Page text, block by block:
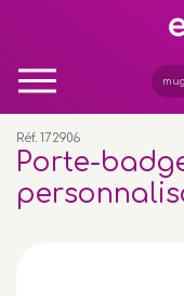
Réf. 172906
Porte-